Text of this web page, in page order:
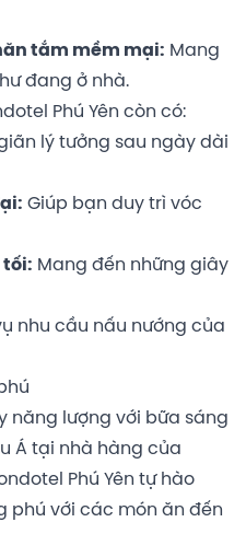
tắm mềm mại: Mang
đang ở nhà.
Phú Yên còn có:
lý tưởng sau ngày dài
Giúp bạn duy trì vóc
tối: Mang đến những giây
nhu cầu nấu nướng của
năng lượng với bữa sáng
Á tại nhà hàng của
Phú Yên tự hào
phú với các món ăn đến